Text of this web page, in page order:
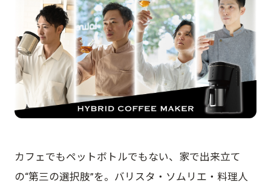
カフェでもペットボトルでもない、家で出来立て
の“第三の選択肢”を。バリスタ・ソムリエ・料理人